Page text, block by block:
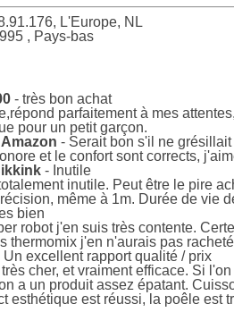
L'Europe, NL
, Pays-bas
- très bon achat
parfaitement à mes
pour un petit garçon.
- Serait bon s'il ne grésillait
et le confort sont corrects,
- Inutile
inutile. Peut être le pire
même à 1m. Durée de vie
bien
robot j'en suis très contente.
thermomix j'en n'aurais pas
Un excellent rapport qualité / prix
cher, et vraiment efficace. Si
a un produit assez épatant.
esthétique est réussi, la poêle est